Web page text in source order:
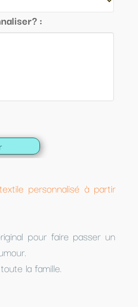
:
personnalisé à partir
pour faire passer un
la famille.